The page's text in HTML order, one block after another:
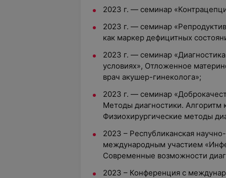
2023 г. — семинар
2023 г. — семинар
как маркер дефицитных
2023 г. — семинар
условиях», Отложенное
врач акушер-гинеколога»;
2023 г. — семинар
Методы диагностики. Алгоритм
Физиохирургические методы
2023 – Республиканская
международным участием
Современные возможности
2023 – Конференция с